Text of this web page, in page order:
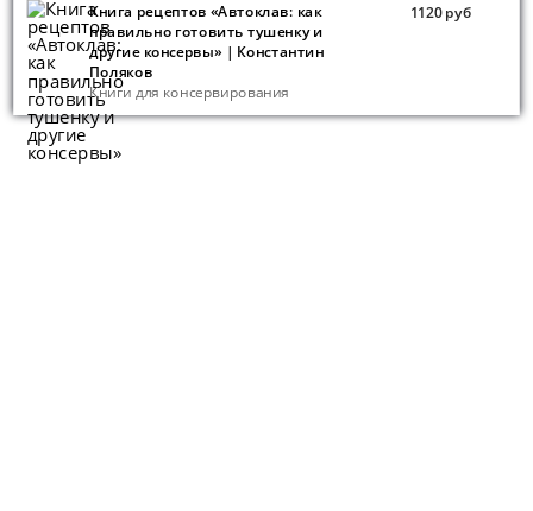
Книга рецептов «Автоклав: как
правильно готовить тушенку и
другие консервы» | Константин
Поляков
Книги для консервирования
1120 руб